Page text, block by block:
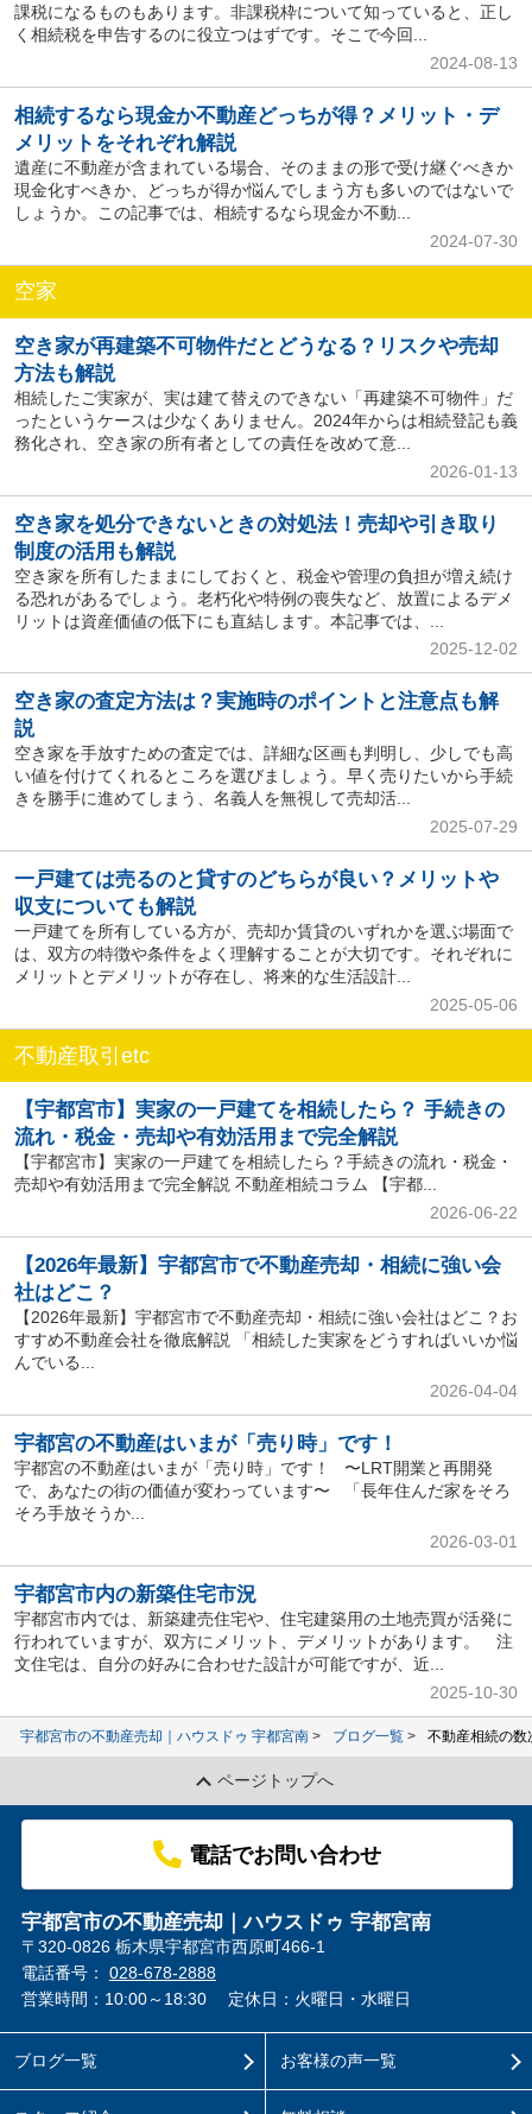
課税になるものもあります。非課税枠について知っていると、正し
く相続税を申告するのに役立つはずです。そこで今回...
2024-08-13
相続するなら現金か不動産どっちが得？メリット・デ
メリットをそれぞれ解説
遺産に不動産が含まれている場合、そのままの形で受け継ぐべきか
現金化すべきか、どっちが得か悩んでしまう方も多いのではないで
しょうか。この記事では、相続するなら現金か不動...
2024-07-30
空家
空き家が再建築不可物件だとどうなる？リスクや売却
方法も解説
相続したご実家が、実は建て替えのできない「再建築不可物件」だ
ったというケースは少なくありません。2024年からは相続登記も義
務化され、空き家の所有者としての責任を改めて意...
2026-01-13
空き家を処分できないときの対処法！売却や引き取り
制度の活用も解説
空き家を所有したままにしておくと、税金や管理の負担が増え続け
る恐れがあるでしょう。老朽化や特例の喪失など、放置によるデメ
リットは資産価値の低下にも直結します。本記事では、...
2025-12-02
空き家の査定方法は？実施時のポイントと注意点も解
説
空き家を手放すための査定では、詳細な区画も判明し、少しでも高
い値を付けてくれるところを選びましょう。早く売りたいから手続
きを勝手に進めてしまう、名義人を無視して売却活...
2025-07-29
一戸建ては売るのと貸すのどちらが良い？メリットや
収支についても解説
一戸建てを所有している方が、売却か賃貸のいずれかを選ぶ場面で
は、双方の特徴や条件をよく理解することが大切です。それぞれに
メリットとデメリットが存在し、将来的な生活設計...
2025-05-06
不動産取引etc
【宇都宮市】実家の一戸建てを相続したら？ 手続きの
流れ・税金・売却や有効活用まで完全解説
【宇都宮市】実家の一戸建てを相続したら？手続きの流れ・税金・
売却や有効活用まで完全解説 不動産相続コラム 【宇都...
2026-06-22
【2026年最新】宇都宮市で不動産売却・相続に強い会
社はどこ？
【2026年最新】宇都宮市で不動産売却・相続に強い会社はどこ？お
すすめ不動産会社を徹底解説 「相続した実家をどうすればいいか悩
んでいる...
2026-04-04
宇都宮の不動産はいまが「売り時」です！
宇都宮の不動産はいまが「売り時」です！ 〜LRT開業と再開発
で、あなたの街の価値が変わっています〜 「長年住んだ家をそろ
そろ手放そうか...
2026-03-01
宇都宮市内の新築住宅市況
宇都宮市内では、新築建売住宅や、住宅建築用の土地売買が活発に
行われていますが、双方にメリット、デメリットがあります。 注
文住宅は、自分の好みに合わせた設計が可能ですが、近...
2025-10-30
宇都宮市の不動産売却｜ハウスドゥ 宇都宮南 ブログ一覧 不動産相続の数
ページトップへ
電話でお問い合わせ
宇都宮市の不動産売却｜ハウスドゥ 宇都宮南
〒320-0826 栃木県宇都宮市西原町466-1
電話番号： 028-678-2888
営業時間：10:00～18:30
定休日：火曜日・水曜日
ブログ一覧 お客様の声一覧